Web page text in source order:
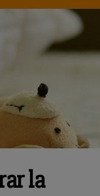
la